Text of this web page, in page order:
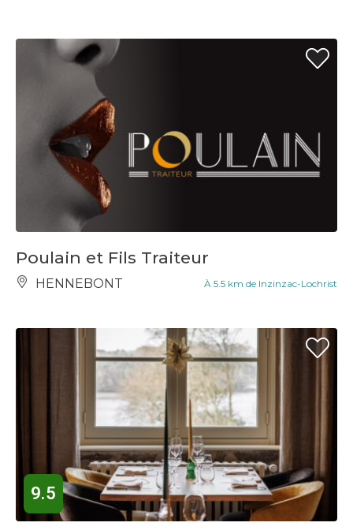
Poulain et Fils Traiteur
HENNEBONT À 5.5 km de Inzinzac-Lochrist
9.5